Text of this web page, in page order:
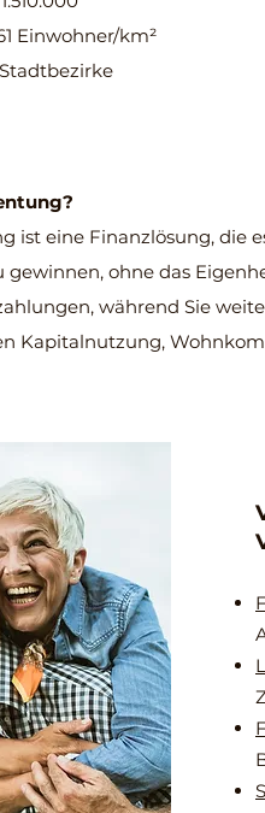
Einwohner/km²
ist eine Finanzlösung, die
ohne das
während Sie
Kapitalnutzung,